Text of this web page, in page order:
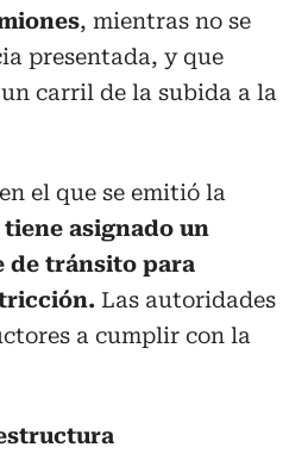
, mientras no se
presentada, y que
carril de la subida a la
el que se emitió la
tiene asignado un
de tránsito para
Las autoridades
a cumplir con la